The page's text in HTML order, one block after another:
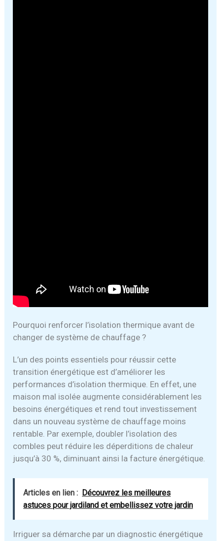
Pourquoi renforcer l’isolation thermique avant de
changer de système de chauffage ?
L’un des points essentiels pour réussir cette
transition énergétique est d’améliorer les
performances d’isolation thermique. En effet, une
maison mal isolée augmente considérablement les
besoins énergétiques et rend tout investissement
dans un nouveau système de chauffage moins
rentable. Par exemple, doubler l’isolation des
combles peut réduire les déperditions de chaleur
jusqu’à 30 %, diminuant ainsi la facture énergétique.
Articles en lien : Découvrez les meilleures
astuces pour jardiland et embellissez votre jardin
Irriguer sa démarche par un diagnostic énergétique